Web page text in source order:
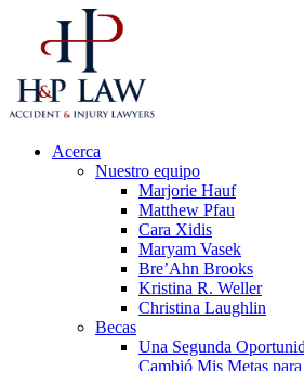
Acerca
Nuestro equipo
Marjorie Hauf
Matthew Pfau
Cara Xidis
Maryam Vasek
Bre’Ahn Brooks
Kristina R. Weller
Christina Laughlin
Becas
Una Segunda
Cambió Mis Metas